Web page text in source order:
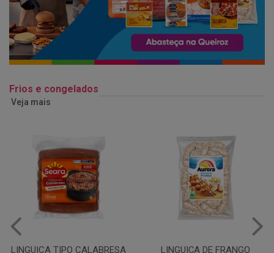
Frios e congelados
Veja mais
LINGUIÇA DE FRANGO QUEIJO MUSSARELA